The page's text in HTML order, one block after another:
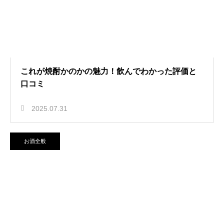
これが焼酎かのかの魅力！飲んでわかった評価と
口コミ
2025.07.31
お酒全般